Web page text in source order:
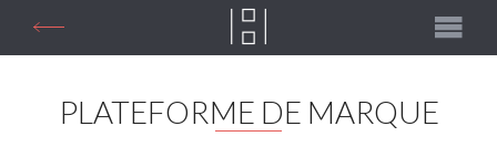
PLATEFORME DE MARQUE